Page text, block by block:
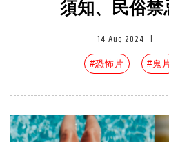
須知、民俗禁
14 Aug 2024
#恐怖片 #鬼